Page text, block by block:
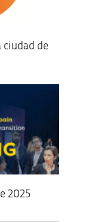
ciudad de
2025